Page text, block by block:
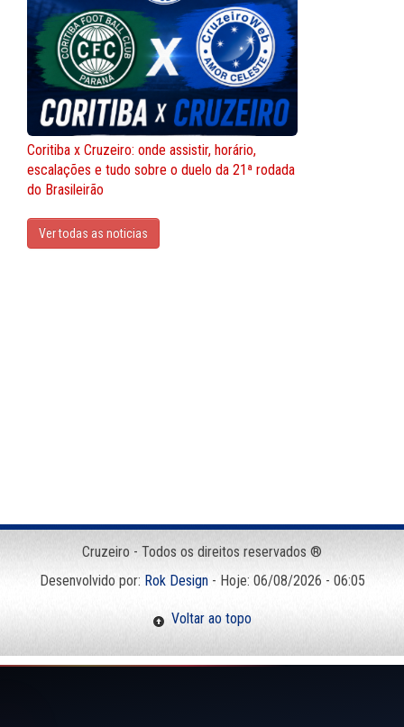
Coritiba x Cruzeiro: onde assistir, horário,
escalações e tudo sobre o duelo da 21ª rodada
do Brasileirão
Ver todas as noticias
Cruzeiro - Todos os direitos reservados ®
Desenvolvido por: Rok Design- Hoje: 06/08/2026 - 06:05
Voltar ao topo